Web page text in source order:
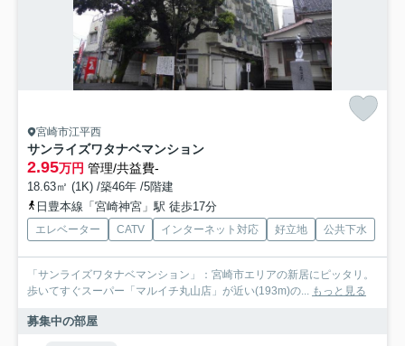
宮崎市江平西
サンライズワタナベマンション
2.95万円 管理/共益費-
18.63㎡ (1K) /築46年 /5階建
日豊本線「宮崎神宮」駅 徒歩17分
エレベーター CATV インターネット対応 好立地 公共下水
「サンライズワタナベマンション」：宮崎市エリアの新居にピッタリ。
歩いてすぐスーパー「マルイチ丸山店」が近い(193m)の... もっと見る
募集中の部屋